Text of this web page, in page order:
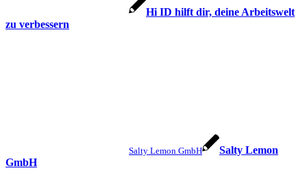
Hi ID hilft dir, deine Arbeitswelt
zu verbessern
Salty Lemon GmbH
Salty Lemon
GmbH